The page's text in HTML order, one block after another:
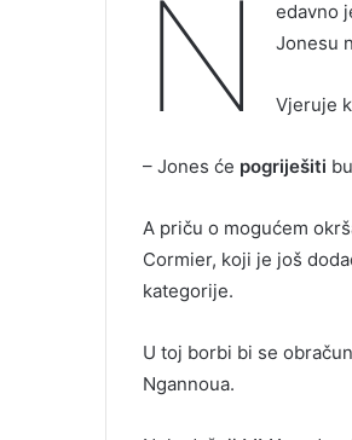
N edavno
Jonesu
Vjeruje
– Jones će pogriješiti
A priču o mogućem
Cormier, koji je još
kategorije.
U toj borbi bi se
Ngannoua.